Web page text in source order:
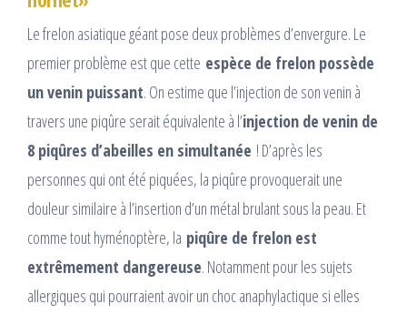
Le frelon asiatique géant pose deux problèmes d’envergure. Le
premier problème est que cette espèce de frelon possède
un venin puissant. On estime que l’injection de son venin à
travers une piqûre serait équivalente à l’injection de venin de
8 piqûres d’abeilles en simultanée ! D’après les
personnes qui ont été piquées, la piqûre provoquerait une
douleur similaire à l’insertion d’un métal brulant sous la peau. Et
comme tout hyménoptère, la piqûre de frelon est
extrêmement dangereuse. Notamment pour les sujets
allergiques qui pourraient avoir un choc anaphylactique si elles